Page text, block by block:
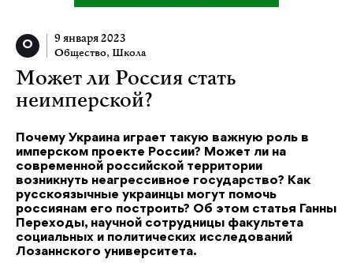
9 января 2023
Общество, Школа
Может ли Россия стать
неимперской?
Почему Украина играет такую важную роль в
имперском проекте России? Может ли на
современной российской территории
возникнуть неагрессивное государство? Как
русскоязычные украинцы могут помочь
россиянам его построить? Об этом статья Ганны
Переходы, научной сотрудницы факультета
социальных и политических исследований
Лозаннского университета.